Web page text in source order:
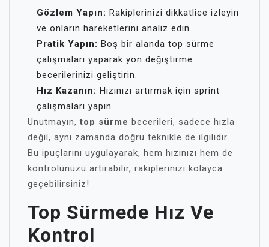
Gözlem Yapın: Rakiplerinizi dikkatlice izleyin
ve onların hareketlerini analiz edin.
Pratik Yapın: Boş bir alanda top sürme
çalışmaları yaparak yön değiştirme
becerilerinizi geliştirin.
Hız Kazanın: Hızınızı artırmak için sprint
çalışmaları yapın.
Unutmayın,top sürme becerileri, sadece hızla
değil, aynı zamanda doğru teknikle de ilgilidir.
Bu ipuçlarını uygulayarak, hem hızınızı hem de
kontrolünüzü artırabilir, rakiplerinizi kolayca
geçebilirsiniz!
Top Sürmede Hız Ve
Kontrol